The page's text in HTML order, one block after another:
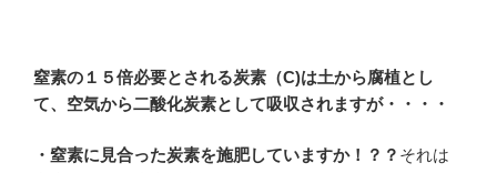
窒素の１５倍必要とされる炭素（C)は土から腐植とし
て、空気から二酸化炭素として吸収されますが・・・・
・窒素に見合った炭素を施肥していますか！？？ それは